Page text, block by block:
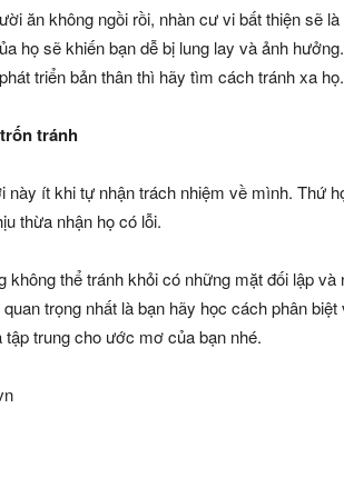
ăn không ngồi rồi, nhàn cư vi bất thiện sẽ
họ sẽ khiến bạn dễ bị lung lay và ảnh
triển bản thân thì hãy tìm cách tránh xa họ.
tránh
này ít khi tự nhận trách nhiệm về mình. Thứ
thừa nhận họ có lỗi.
không thể tránh khỏi có những mặt đối lập
trọng nhất là bạn hãy học cách phân
tập trung cho ước mơ của bạn nhé.